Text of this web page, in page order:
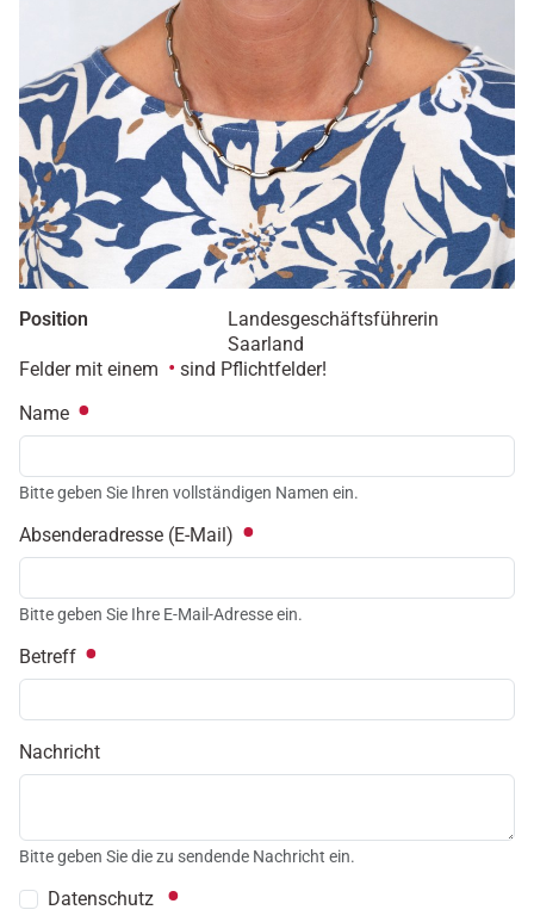
Position
Landesgeschäftsführerin
Saarland
Felder mit einem
sind Pflichtfelder!
Name
Bitte geben Sie Ihren vollständigen Namen ein.
Absenderadresse (E-Mail)
Bitte geben Sie Ihre E-Mail-Adresse ein.
Betreff
Nachricht
Bitte geben Sie die zu sendende Nachricht ein.
Datenschutz